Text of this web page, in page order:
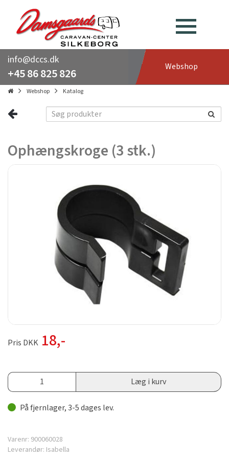
info@dccs.dk
+45 86 825 826 Webshop
Webshop Katalog
Ophængskroge (3 stk.)
Pris DKK 18,-
Læg i kurv
På fjernlager, 3-5 dages lev.
Varenr: 900060028
Leverandør: Isabella